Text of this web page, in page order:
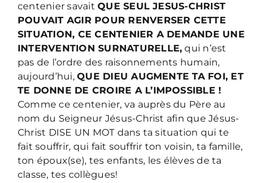
centenier savaitQUE SEUL JESUS-CHRIST
POUVAIT AGIR POUR RENVERSER CETTE
SITUATION, CE CENTENIER A DEMANDE UNE
INTERVENTION SURNATURELLE, qui n’est
pas de l’ordre des raisonnements humain,
aujourd’hui,QUE DIEU AUGMENTE TA FOI, ET
TE DONNE DE CROIRE A L’IMPOSSIBLE !
Comme ce centenier, va auprès du Père au
nom du Seigneur Jésus-Christ afin que Jésus-
Christ DISE UN MOT dans ta situation qui te
fait souffrir, qui fait souffrir ton voisin, ta famille,
ton époux(se), tes enfants, les élèves de ta
classe, tes collègues!